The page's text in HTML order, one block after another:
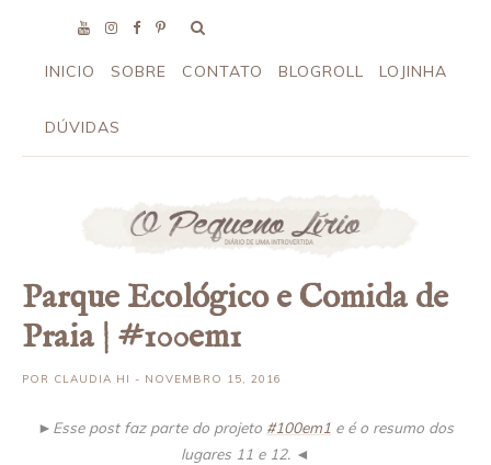
INICIO SOBRE CONTATO BLOGROLL LOJINHA
DÚVIDAS
Parque Ecológico e Comida de
Praia | #100em1
POR CLAUDIA HI- NOVEMBRO 15, 2016
► Esse post faz parte do projeto #100em1 e é o resumo dos
lugares 11 e 12. ◄